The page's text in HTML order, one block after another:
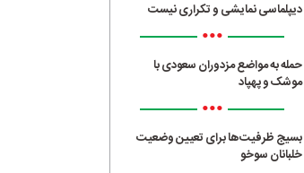
دیپلماسی نمایشی و تکراری نیست
•••
حمله به مواضع مزدوران سعودی با
موشک و پهپاد
•••
بسیج ظرفیت‌ها برای تعیین وضعیت
خلبانان سوخو